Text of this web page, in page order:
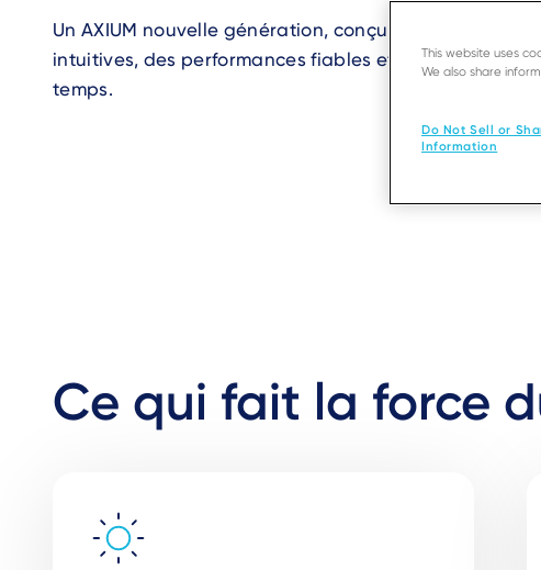
Un AXIUM nouvelle génération, conçu pour offrir des
intuitives, des performances fiables et une évolution
temps.
Ce qui fait la force
This website uses
We also share
Do Not Sell or
Information